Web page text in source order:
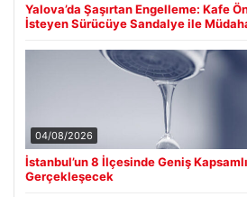
Yalova’da Şaşırtan Engelleme: Kafe
İsteyen Sürücüye Sandalye ile
04/08/2026
İstanbul’un 8 İlçesinde Geniş
Gerçekleşecek